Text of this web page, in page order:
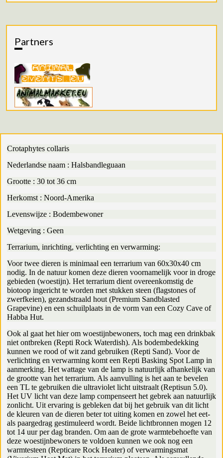
Partners
Crotaphytes collaris
Nederlandse naam : Halsbandleguaan
Grootte : 30 tot 36 cm
Herkomst : Noord-Amerika
Levenswijze : Bodembewoner
Wetgeving : Geen
Terrarium, inrichting, verlichting en verwarming:
Voor twee dieren is minimaal een terrarium van 60x30x40 cm
nodig. In de natuur komen deze dieren voornamelijk voor in droge
gebieden (woestijn). Het terrarium dient overeenkomstig de
biotoop ingericht te worden met stukken steen (flagstones of
zwerfkeien), gezandstraald hout (Premium Sandblasted
Grapevine) en een schuilplaats in de vorm van een Cozy Cave of
Habba Hut.
Ook al gaat het hier om woestijnbewoners, toch mag een drinkbak
niet ontbreken (Repti Rock Waterdish). Als bodembedekking
kunnen we rood of wit zand gebruiken (Repti Sand). Voor de
verlichting en verwarming komt een Repti Basking Spot Lamp in
aanmerking. Het wattage van de lamp is natuurlijk afhankelijk van
de grootte van het terrarium. Als aanvulling is het aan te bevelen
een TL te gebruiken die ultraviolet licht uitstraalt (Reptisun 5.0).
Het UV licht van deze lamp compenseert het gebrek aan natuurlijk
zonlicht. Uit ervaring is gebleken dat bij het gebruik van dit licht
de kleuren van de dieren beter tot uiting komen en zowel het eet-
als paargedrag gestimuleerd wordt. Beide lichtbronnen mogen 12
tot 14 uur per dag branden. Om aan de grote warmtebehoefte van
deze woestijnbewoners te voldoen kunnen we ook nog een
warmtesteen (Repticare Rock Heater) of verwarmingsmat